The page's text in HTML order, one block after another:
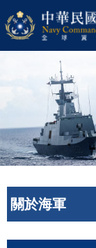
關於海軍